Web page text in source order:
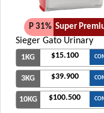
P 31% Super
Sieger Gato Urinary
1KG $15.100
3KG $39.900
10KG $100.500